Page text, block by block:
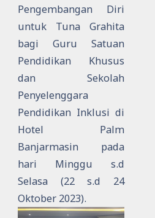
Pengembangan Diri
untuk Tuna Grahita
bagi Guru Satuan
Pendidikan Khusus
dan Sekolah
Penyelenggara
Pendidikan Inklusi di
Hotel Palm
Banjarmasin pada
hari Minggu s.d
Selasa (22 s.d 24
Oktober 2023).